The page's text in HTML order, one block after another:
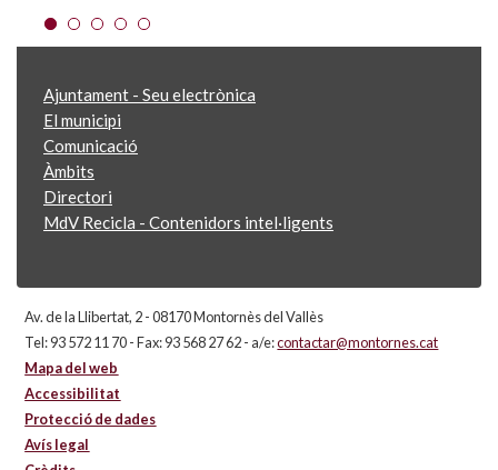
Ajuntament - Seu electrònica
El municipi
Comunicació
Àmbits
Directori
MdV Recicla - Contenidors intel·ligents
Av. de la Llibertat, 2 - 08170 Montornès del Vallès
Tel: 93 572 11 70 - Fax: 93 568 27 62 - a/e:contactar@montornes.cat
Mapa del web
Accessibilitat
Protecció de dades
Avís legal